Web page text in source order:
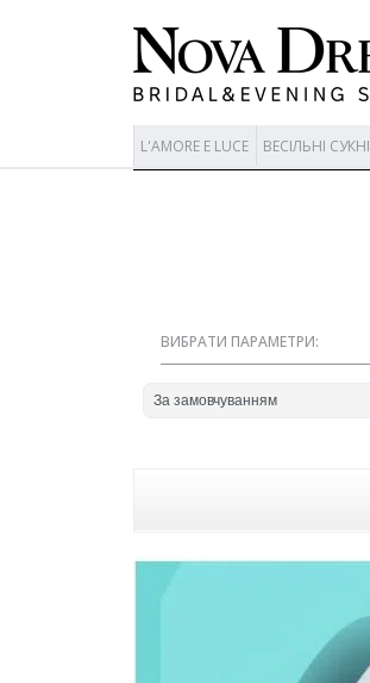
L'AMORE E LUCE ВЕСІЛЬНІ СУКНІ
ВИБРАТИ ПАРАМЕТРИ: